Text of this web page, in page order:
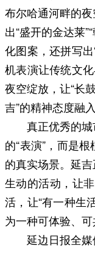
布尔哈通河畔的
出“盛开的金达莱
化图案，还拼写
机表演让传统文
夜空绽放，让“长
吉”的精神态度融
真正优秀的
的“表演”，而是
的真实场景。延
生动的活动，让
活，让“有一种生
为一种可体验、可
延边日报全